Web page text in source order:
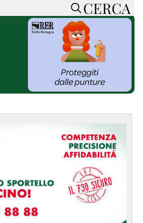
CERCA
ACCEDI o REGISTRATI
SOSTIENI LA PRESSA
CONOSCI LA PRESSA
PRIVACY POLICY
MAPPA DEL SITO
NORMATIVE
DEONTOLOGICHE
CERCA